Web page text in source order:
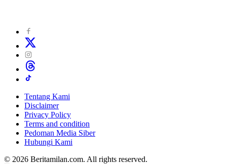
Tentang Kami
Disclaimer
Privacy Policy
Terms and condition
Pedoman Media Siber
Hubungi Kami
© 2026 Beritamilan.com. All rights reserved.